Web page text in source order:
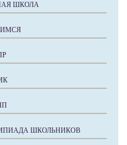
ШКОЛА
ШКОЛЬНИКОВ